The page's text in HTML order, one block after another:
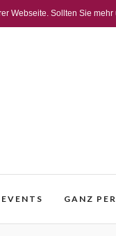
Webseite. Sollten Sie
EVENTS GANZ